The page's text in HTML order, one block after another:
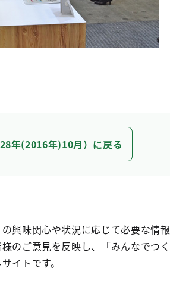
年(2016年)10月）に戻る
興味関心や状況に応じて必要な情
のご意見を反映し、「みんなでつ
イトです。